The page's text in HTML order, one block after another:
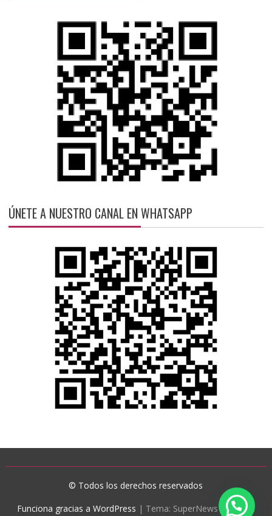
ÚNETE A NUESTRO CANAL EN WHATSAPP
© Todos los derechos reservados
Funciona gracias a WordPress | Tema: SuperNews deAcme